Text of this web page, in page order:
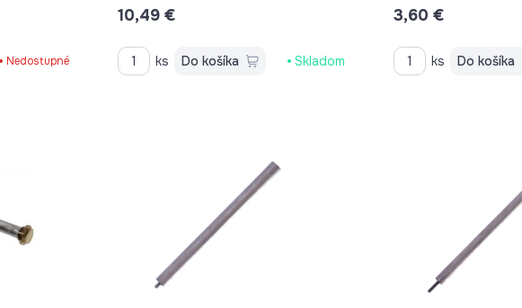
Nedostupné
10,49 €
ks Do košíka Skladom
3,60 €
ks Do košíka